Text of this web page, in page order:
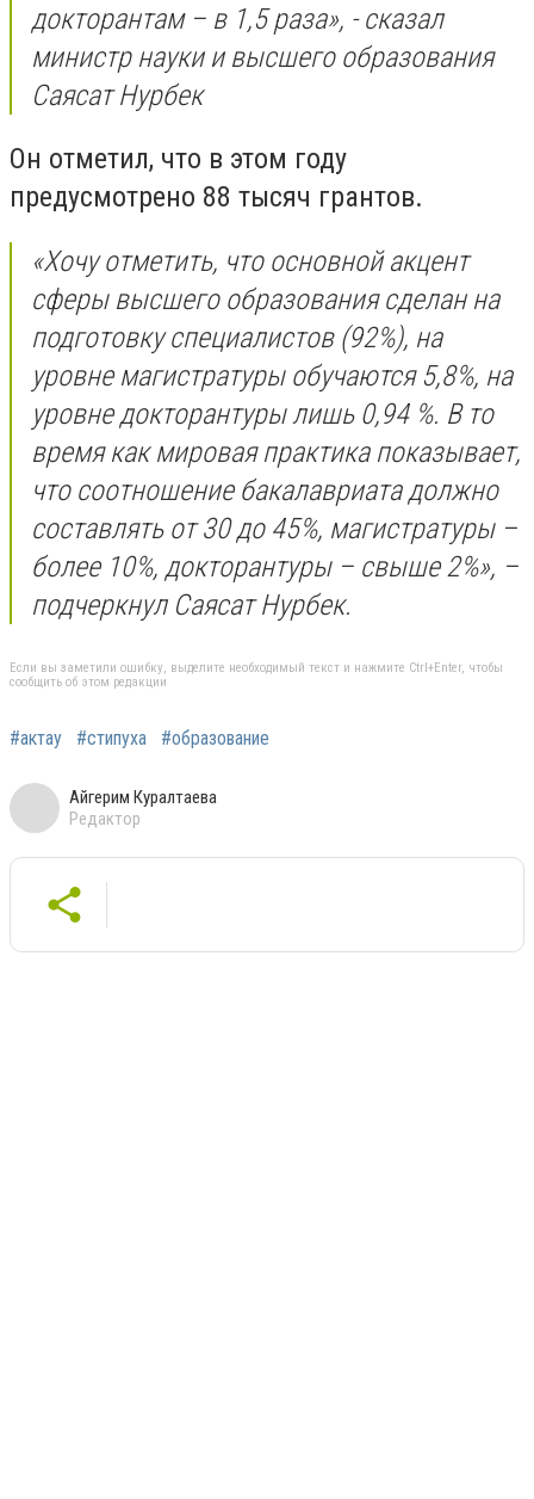
докторантам – в 1,5 раза», - сказал
министр науки и высшего образования
Саясат Нурбек
Он отметил, что в этом году
предусмотрено 88 тысяч грантов.
«Хочу отметить, что основной акцент
сферы высшего образования сделан на
подготовку специалистов (92%), на
уровне магистратуры обучаются 5,8%, на
уровне докторантуры лишь 0,94 %. В то
время как мировая практика показывает,
что соотношение бакалавриата должно
составлять от 30 до 45%, магистратуры –
более 10%, докторантуры – свыше 2%», –
подчеркнул Саясат Нурбек.
Если вы заметили ошибку, выделите необходимый текст и нажмите Ctrl+Enter, чтобы
сообщить об этом редакции
#актау #стипуха #образование
Айгерим Куралтаева
Редактор